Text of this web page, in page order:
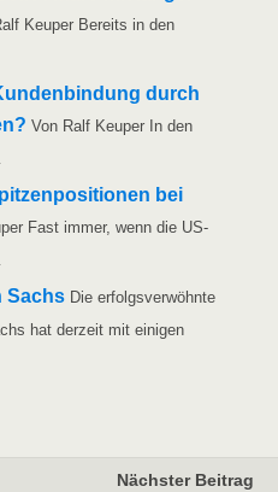
Keu­per Bereits in den
durch
Von Ralf Keu­per In den
bei
Fast immer, wenn die US-
Sachs Die erfolgs­ver­wöhn­te
hat der­zeit mit eini­gen
Nächster Beitrag